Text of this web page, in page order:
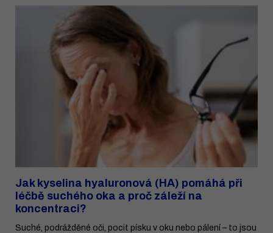
Jak kyselina hyaluronová (HA) pomáhá při
léčbě suchého oka a proč záleží na
koncentraci?
Suché, podrážděné oči, pocit písku v oku nebo pálení – to jsou